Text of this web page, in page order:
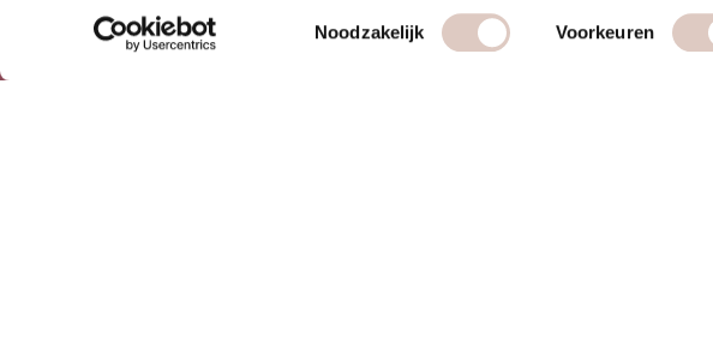
Toestemmingsselectie
Noodzakelijk Voorkeuren